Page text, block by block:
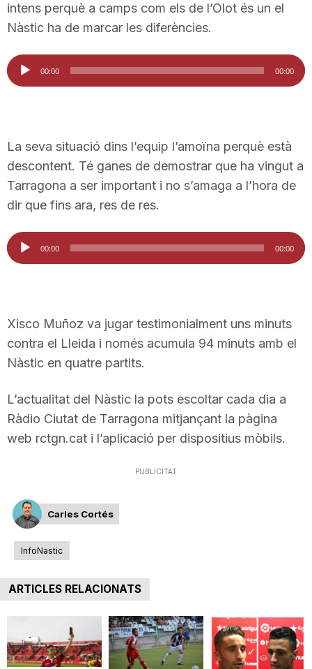
o
n
intens perquè a camps com els de l’Olot és un el
Nàstic ha de marcar les diferències.
Reproductor
d'àudio
00:00 00:00
La seva situació dins l’equip l’amoïna perquè està
descontent. Té ganes de demostrar que ha vingut a
Tarragona a ser important i no s’amaga a l’hora de
dir que fins ara, res de res.
Reproductor
d'àudio
00:00 00:00
Xisco Muñoz va jugar testimonialment uns minuts
contra el Lleida i només acumula 94 minuts amb el
Nàstic en quatre partits.
L’actualitat del Nàstic la pots escoltar cada dia a
Ràdio Ciutat de Tarragona mitjançant la pàgina
web rctgn.cat i l’aplicació per dispositius mòbils.
PUBLICITAT
Carles Cortés
InfoNastic
ARTICLES RELACIONATS